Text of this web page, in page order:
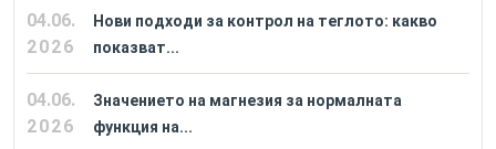
04.06.
2026
Нови подходи за контрол на теглото: какво
показват...
04.06.
2026
Значението на магнезия за нормалната
функция на...